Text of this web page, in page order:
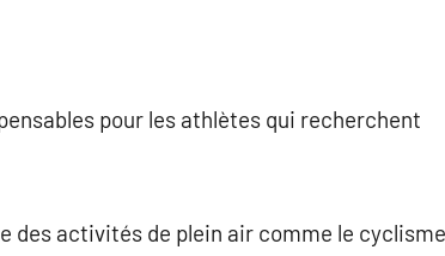
pour les athlètes qui recherchent
des activités de plein air comme le